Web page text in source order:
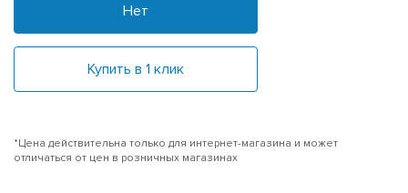
Нет
Купить в 1 клик
*Цена действительна только для интернет-магазина и может
отличаться от цен в розничных магазинах